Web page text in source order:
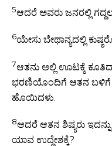
5ಆದರೆ ಅವರು ಜನರಲ್ಲಿ
6ಯೇಸು ಬೇಥಾನ್ಯದಲ್ಲಿ
7ಆತನು ಅಲ್ಲಿ ಊಟಕ್ಕೆ
ಭರಣಿಯೊಂದಿಗೆ ಆತನ ಬಳಿಗೆ
ಹೊಯಿದಳು.
8ಆದರೆ ಆತನ ಶಿಷ್ಯರು
ಯಾವ ಉದ್ದೇಶಕ್ಕೆ?